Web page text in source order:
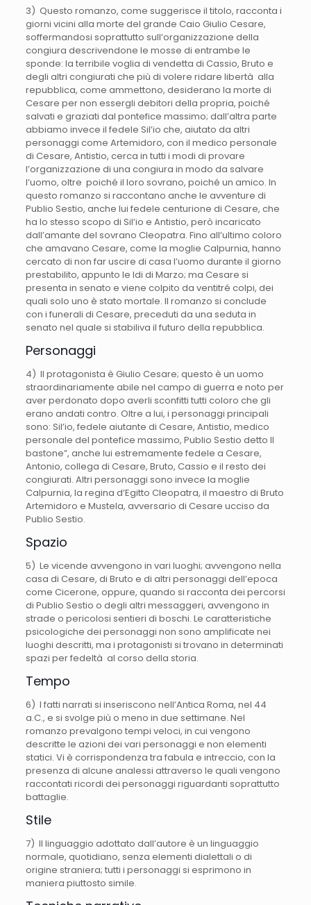
3) Questo romanzo, come suggerisce il titolo, racconta i
giorni vicini alla morte del grande Caio Giulio Cesare,
soffermandosi soprattutto sull’organizzazione della
congiura descrivendone le mosse di entrambe le
sponde: la terribile voglia di vendetta di Cassio, Bruto e
degli altri congiurati che più di volere ridare libertà alla
repubblica, come ammettono, desiderano la morte di
Cesare per non essergli debitori della propria, poiché
salvati e graziati dal pontefice massimo; dall’altra parte
abbiamo invece il fedele Sil’io che, aiutato da altri
personaggi come Artemidoro, con il medico personale
di Cesare, Antistio, cerca in tutti i modi di provare
l’organizzazione di una congiura in modo da salvare
l’uomo, oltre poiché il loro sovrano, poiché un amico. In
questo romanzo si raccontano anche le avventure di
Publio Sestio, anche lui fedele centurione di Cesare, che
ha lo stesso scopo di Sil’io e Antistio, però incaricato
dall’amante del sovrano Cleopatra. Fino all’ultimo coloro
che amavano Cesare, come la moglie Calpurnia, hanno
cercato di non far uscire di casa l’uomo durante il giorno
prestabilito, appunto le Idi di Marzo; ma Cesare si
presenta in senato e viene colpito da ventitré colpi, dei
quali solo uno è stato mortale. Il romanzo si conclude
con i funerali di Cesare, preceduti da una seduta in
senato nel quale si stabiliva il futuro della repubblica.
Personaggi
4) Il protagonista è Giulio Cesare; questo è un uomo
straordinariamente abile nel campo di guerra e noto per
aver perdonato dopo averli sconfitti tutti coloro che gli
erano andati contro. Oltre a lui, i personaggi principali
sono: Sil’io, fedele aiutante di Cesare, Antistio, medico
personale del pontefice massimo, Publio Sestio detto ll
bastone”, anche lui estremamente fedele a Cesare,
Antonio, collega di Cesare, Bruto, Cassio e il resto dei
congiurati. Altri personaggi sono invece la moglie
Calpurnia, la regina d’Egitto Cleopatra, il maestro di Bruto
Artemidoro e Mustela, avversario di Cesare ucciso da
Publio Sestio.
Spazio
5) Le vicende avvengono in vari luoghi; avvengono nella
casa di Cesare, di Bruto e di altri personaggi dell’epoca
come Cicerone, oppure, quando si racconta dei percorsi
di Publio Sestio o degli altri messaggeri, avvengono in
strade o pericolosi sentieri di boschi. Le caratteristiche
psicologiche dei personaggi non sono amplificate nei
luoghi descritti, ma i protagonisti si trovano in determinati
spazi per fedeltà al corso della storia.
Tempo
6) I fatti narrati si inseriscono nell’Antica Roma, nel 44
a.C., e si svolge più o meno in due settimane. Nel
romanzo prevalgono tempi veloci, in cui vengono
descritte le azioni dei vari personaggi e non elementi
statici. Vi è corrispondenza tra fabula e intreccio, con la
presenza di alcune analessi attraverso le quali vengono
raccontati ricordi dei personaggi riguardanti soprattutto
battaglie.
Stile
7) Il linguaggio adottato dall’autore è un linguaggio
normale, quotidiano, senza elementi dialettali o di
origine straniera; tutti i personaggi si esprimono in
maniera piuttosto simile.